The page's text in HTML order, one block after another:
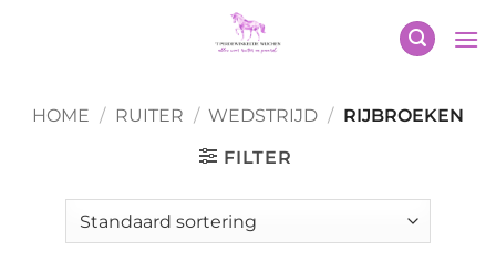
HOME / RUITER / WEDSTRIJD / RIJBROEKEN
FILTER